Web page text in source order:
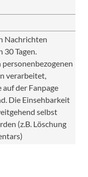
Nachrichten
Tagen.
verarbeitet,
auf der Fanpage
Die Einsehbarkeit
selbst
(z.B. Löschung